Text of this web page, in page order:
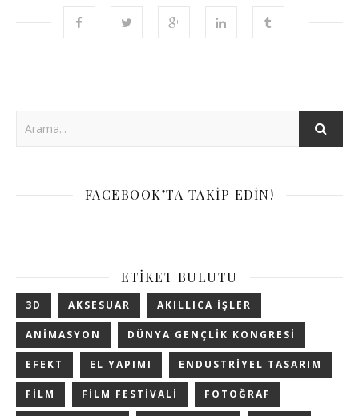
FACEBOOK’TA TAKIP EDIN!
ETIKET BULUTU
3D AKSESUAR AKILLICA IŞLER
ANIMASYON DÜNYA GENÇLIK KONGRESI
EFEKT EL YAPIMI ENDUSTRIYEL TASARIM
FILM FILM FESTIVALI FOTOĞRAF